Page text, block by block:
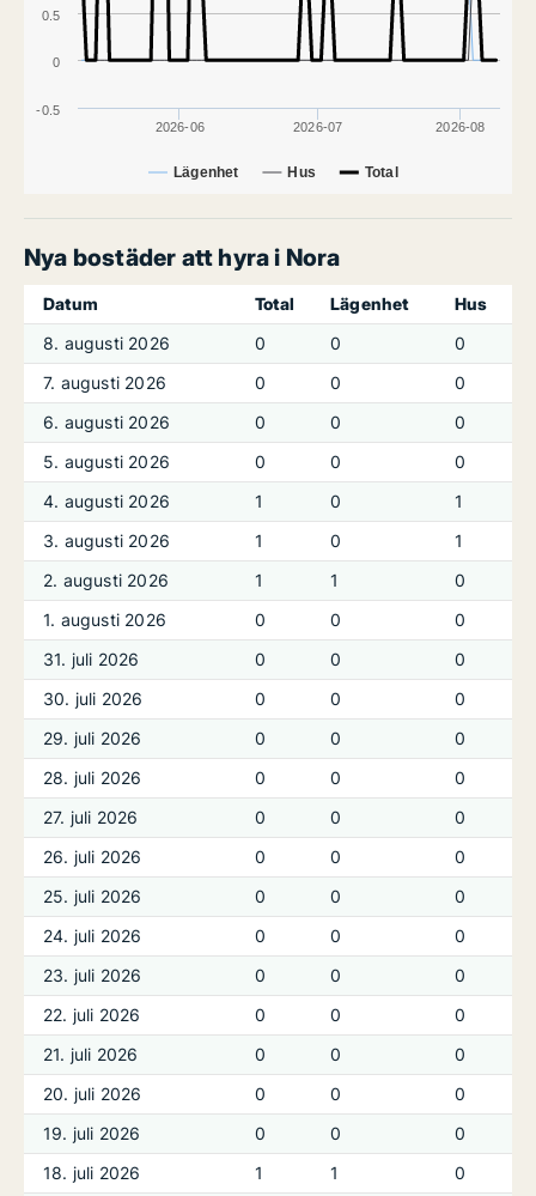
Lägenhet Hus Total
2026-06 2026-07 2026-08
-0.5
0
0.5
Nya bostäder att hyra i Nora
Datum Total Lägenhet
Hus
8. augusti 2026
0 0
0
7. augusti 2026
0 0
0
6. augusti 2026
0 0
0
5. augusti 2026
0 0
0
4. augusti 2026
1 0
1
3. augusti 2026
1 0
1
2. augusti 2026
1 1
0
1. augusti 2026
0 0
0
31. juli 2026
0 0
0
30. juli 2026
0 0
0
29. juli 2026
0 0
0
28. juli 2026
0 0
0
27. juli 2026
0 0
0
26. juli 2026
0 0
0
25. juli 2026
0 0
0
24. juli 2026
0 0
0
23. juli 2026
0 0
0
22. juli 2026
0 0
0
21. juli 2026
0 0
0
20. juli 2026
0 0
0
19. juli 2026
0 0
0
18. juli 2026
1 1
0